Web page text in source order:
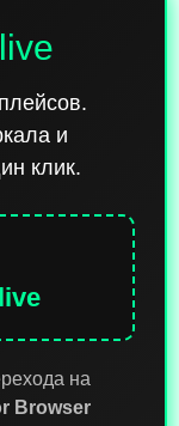
и
клик.
на
Browser